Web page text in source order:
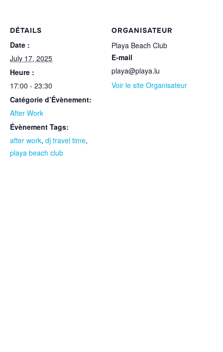
DÉTAILS
Date :
July 17, 2025
Heure :
17:00 - 23:30
Catégorie d’Évènement:
After Work
Évènement Tags:
after work, dj travel time,
playa beach club
ORGANISATEUR
Playa Beach Club
E-mail
playa@playa.lu
Voir le site Organisateur